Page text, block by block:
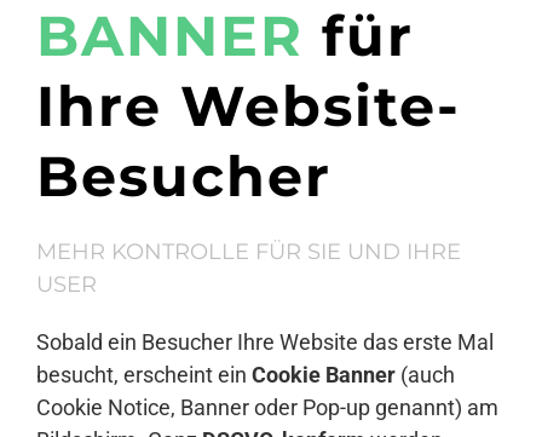
BANNER für
Ihre Website-
Besucher
MEHR KONTROLLE FÜR SIE UND IHRE
USER
Sobald ein Besucher Ihre Website das erste Mal
besucht, erscheint ein Cookie Banner (auch
Cookie Notice, Banner oder Pop-up genannt) am